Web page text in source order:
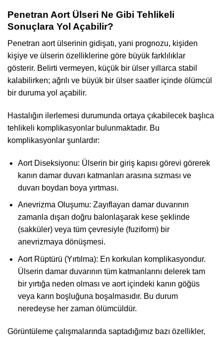
Penetran Aort Ülseri Ne Gibi Tehlikeli
Sonuçlara Yol Açabilir?
Penetran aort ülserinin gidişatı, yani prognozu, kişiden
kişiye ve ülserin özelliklerine göre büyük farklılıklar
gösterir. Belirti vermeyen, küçük bir ülser yıllarca stabil
kalabilirken; ağrılı ve büyük bir ülser saatler içinde ölümcül
bir duruma yol açabilir.
Hastalığın ilerlemesi durumunda ortaya çıkabilecek başlıca
tehlikeli komplikasyonlar bulunmaktadır. Bu
komplikasyonlar şunlardır:
Aort Diseksiyonu: Ülserin bir giriş kapısı görevi görerek
kanın damar duvarı katmanları arasına sızması ve
duvarı boydan boya yırtması.
Anevrizma Oluşumu: Zayıflayan damar duvarının
zamanla dışarı doğru balonlaşarak kese şeklinde
(sakküler) veya tüm çevresiyle (fuziform) bir
anevrizmaya dönüşmesi.
Aort Rüptürü (Yırtılma): En korkulan komplikasyondur.
Ülserin damar duvarının tüm katmanlarını delerek tam
bir yırtığa neden olması ve aort içindeki kanın göğüs
veya karın boşluğuna boşalmasıdır. Bu durum
neredeyse her zaman ölümcüldür.
Görüntüleme çalışmalarında saptadığımız bazı özellikler,